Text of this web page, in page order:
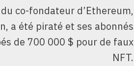
co-fondateur d’Ethereum,
a été piraté et ses abonnés
de 700 000 $ pour de faux
NFT.